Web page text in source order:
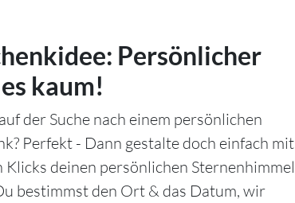
Persönlicher
kaum!
der Suche nach einem persönlichen
Perfekt - Dann gestalte doch einfach mit
Klicks deinen persönlichen Sternenhimmel
bestimmst den Ort & das Datum, wir